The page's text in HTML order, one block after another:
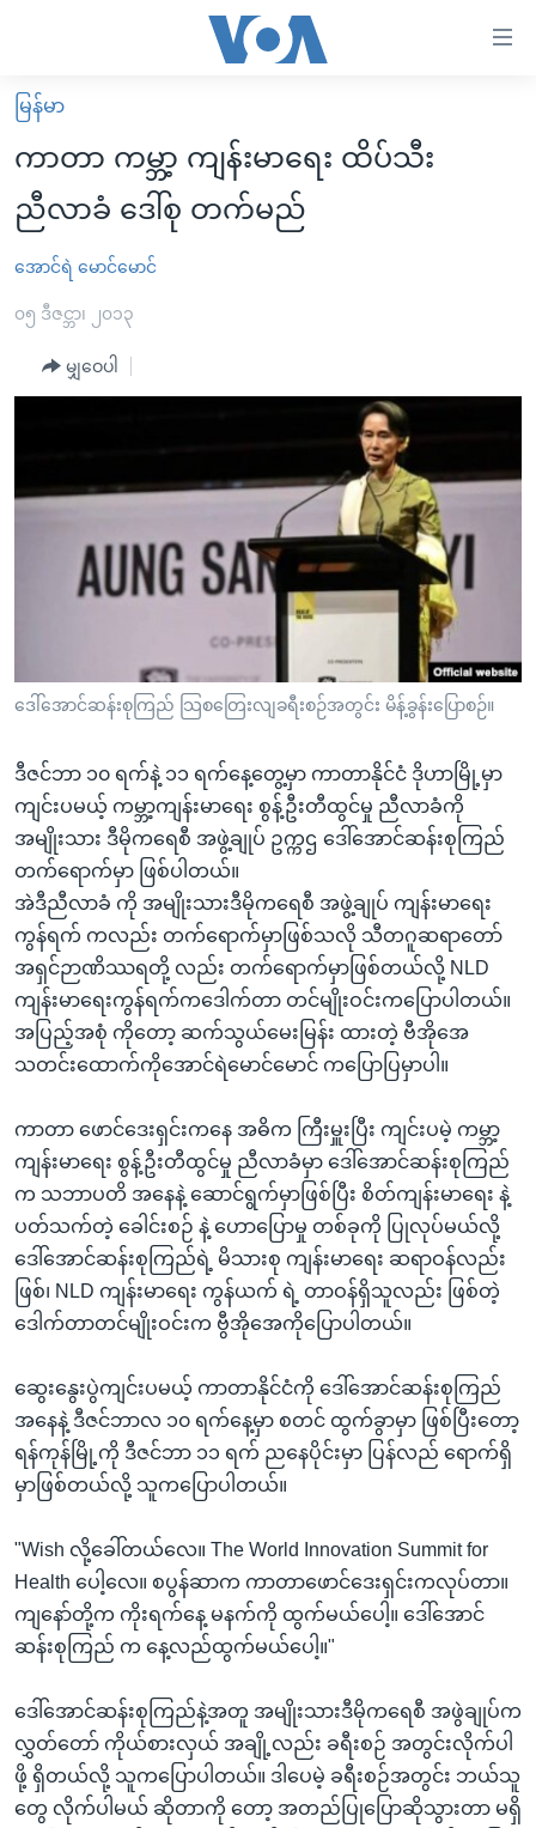
လွယ်ကူ
စေ
သည့်
Link
များ
ပင်မ
ကြည့်
ရှာဖွေ
ရန်
နေရာ
သို့
ကျော်
ရန်
မူလစာမျက်နှာ
မြန်မာ
ကမ္ဘာ့သတင်းများ
နိုင်ငံတကာ
အစ္စရေး-ပါလက်စတိုင်း
ဗွီဒီယို
အင်္ဂလိပ်စာလေ့လာမယ်
သုတပဒေသာ အင်္ဂလိပ်စာ
Learning English
ဘာသာစကားများ
မြန်မာ
ကာတာ ကမ္ဘာ့ ကျန်းမာရေး ထိပ်သီး
ညီလာခံ ဒေါ်စု တက်မည်
အောင်ရဲ မောင်မောင်
၀၅ ဒီဇင္ဘာ၊ ၂၀၁၃
မျှဝေပါ
ဒေါ်အောင်ဆန်းစုကြည် သြစတြေးလျခရီးစဉ်အတွင်း မိန့်ခွန်းပြောစဉ်။
ဒီဇင်ဘာ ၁၀ ရက်နဲ့ ၁၁ ရက်နေ့တွေ့မှာ ကာတာနိုင်ငံ ဒိုဟာမြို့မှာ
ကျင်းပမယ့် ကမ္ဘာ့ကျန်းမာရေး စွန့်ဦးတီထွင်မှု ညီလာခံကို
အမျိုးသား ဒီမိုကရေစီ အဖွဲ့ချုပ် ဥက္ကဌ ဒေါ်အောင်ဆန်းစုကြည်
တက်ရောက်မှာ ဖြစ်ပါတယ်။
အဲဒီညီလာခံ ကို အမျိုးသားဒီမိုကရေစီ အဖွဲ့ချုပ် ကျန်းမာရေး
ကွန်ရက် ကလည်း တက်ရောက်မှာဖြစ်သလို သီတဂူဆရာတော်
အရှင်ဉာဏိဿရတို့ လည်း တက်ရောက်မှာဖြစ်တယ်လို့ NLD
ကျန်းမာရေးကွန်ရက်ကဒေါက်တာ တင်မျိုးဝင်းကပြောပါတယ်။
အပြည့်အစုံ ကိုတော့ ဆက်သွယ်မေးမြန်း ထားတဲ့ ဗီအိုအေ
သတင်းထောက်ကိုအောင်ရဲမောင်မောင် ကပြောပြမှာပါ။
ကာတာ ဖောင်ဒေးရှင်းကနေ အဓိက ကြီးမှူးပြီး ကျင်းပမဲ့ ကမ္ဘာ့
ကျန်းမာရေး စွန့်ဦးတီထွင်မှု ညီလာခံမှာ ဒေါ်အောင်ဆန်းစုကြည်
က သဘာပတိ အနေနဲ့ ဆောင်ရွက်မှာဖြစ်ပြီး စိတ်ကျန်းမာရေး နဲ့
ပတ်သက်တဲ့ ခေါင်းစဉ် နဲ့ ဟောပြောမှု တစ်ခုကို ပြုလုပ်မယ်လို့
ဒေါ်အောင်ဆန်းစုကြည်ရဲ့ မိသားစု ကျန်းမာရေး ဆရာဝန်လည်း
ဖြစ်၊ NLD ကျန်းမာရေး ကွန်ယက် ရဲ့ တာဝန်ရှိသူလည်း ဖြစ်တဲ့
ဒေါက်တာတင်မျိုးဝင်းက ဗွီအိုအေကိုပြောပါတယ်။
ဆွေးနွေးပွဲကျင်းပမယ့် ကာတာနိုင်ငံကို ဒေါ်အောင်ဆန်းစုကြည်
အနေနဲ့ ဒီဇင်ဘာလ ၁၀ ရက်နေ့မှာ စတင် ထွက်ခွာမှာ ဖြစ်ပြီးတော့
ရန်ကုန်မြို့ကို ဒီဇင်ဘာ ၁၁ ရက် ညနေပိုင်းမှာ ပြန်လည် ရောက်ရှိ
မှာဖြစ်တယ်လို့ သူကပြောပါတယ်။
"Wish လို့ခေါ်တယ်လေ။ The World Innovation Summit for
Health ပေါ့လေ။ စပွန်ဆာက ကာတာဖောင်ဒေးရှင်းကလုပ်တာ။
ကျနော်တို့က ကိုးရက်နေ့ မနက်ကို ထွက်မယ်ပေါ့။ ဒေါ်အောင်
ဆန်းစုကြည် က နေ့လည်ထွက်မယ်ပေါ့။"
ဒေါ်အောင်ဆန်းစုကြည်နဲ့အတူ အမျိုးသားဒီမိုကရေစီ အဖွဲချုပ်က
လွှတ်တော် ကိုယ်စားလှယ် အချို့လည်း ခရီးစဉ် အတွင်းလိုက်ပါ
ဖို့ ရှိတယ်လို့ သူကပြောပါတယ်။ ဒါပေမဲ့ ခရီးစဉ်အတွင်း ဘယ်သူ
တွေ လိုက်ပါမယ် ဆိုတာကို တော့ အတည်ပြုပြောဆိုသွားတာ မရှိ